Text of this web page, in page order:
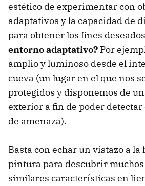
estético de experimentar con
adaptativos y la capacidad de
para obtener los fines
entorno adaptativo? Por
amplio y luminoso desde el
cueva (un lugar en el que nos
protegidos y disponemos de
exterior a fin de poder
de amenaza).
Basta con echar un vistazo a la
pintura para descubrir muchos
similares características en